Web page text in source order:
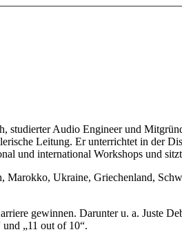
studierter Audio Engineer und
Leitung. Er unterrichtet in der
und international Workshops und
Ukraine, Griechenland,
gewinnen. Darunter u. a. Juste
„11 out of 10“.